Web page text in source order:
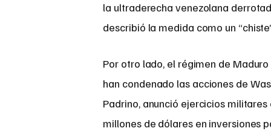
la ultraderecha venezolana
describió la medida como un
Por otro lado, el régimen de
han condenado las acciones de
Padrino, anunció ejercicios
millones de dólares en inversiones